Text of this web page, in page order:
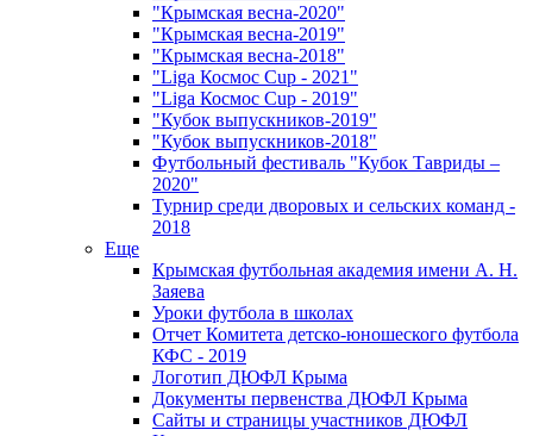
"Крымская весна-2020"
"Крымская весна-2019"
"Крымская весна-2018"
"Liga Космос Cup - 2021"
"Liga Космос Cup - 2019"
"Кубок выпускников-2019"
"Кубок выпускников-2018"
Футбольный фестиваль "Кубок Тавриды –
2020"
Турнир среди дворовых и сельских команд -
2018
Еще
Крымская футбольная академия имени А. Н.
Заяева
Уроки футбола в школах
Отчет Комитета детско-юношеского футбола
КФС - 2019
Логотип ДЮФЛ Крыма
Документы первенства ДЮФЛ Крыма
Сайты и страницы участников ДЮФЛ